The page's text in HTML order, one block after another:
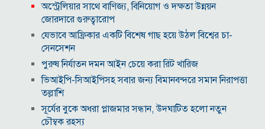
অস্ট্রেলিয়ার সাথে বাণিজ্য, বিনিয়োগ ও দক্ষতা উন্নয়ন
জোরদারে গুরুত্বারোপ
যেভাবে আফ্রিকার একটি বিশেষ গাছ হয়ে উঠল বিশ্বের চা-
সেনসেশন
পুরুষ নির্যাতন দমন আইন চেয়ে করা রিট খারিজ
ভিআইপি-সিআইপিসহ সবার জন্য বিমানবন্দরে সমান নিরাপত্তা
তল্লাশি
সূর্যের বুকে অধরা প্লাজমার সন্ধান, উদ্ঘাটিত হলো নতুন
চৌম্বক রহস্য